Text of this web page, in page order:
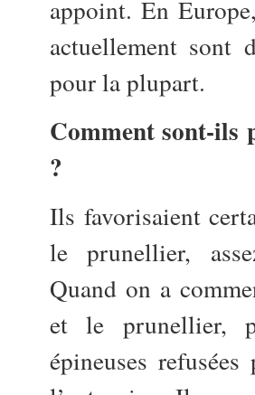
appoint. En
actuellement sont
pour la plupart.
Comment sont-ils
?
Ils favorisaient
le prunellier,
Quand on a
et le prunellier,
épineuses